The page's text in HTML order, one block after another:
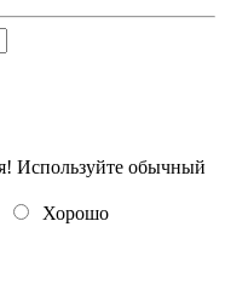
Используйте обычный
Хорошо